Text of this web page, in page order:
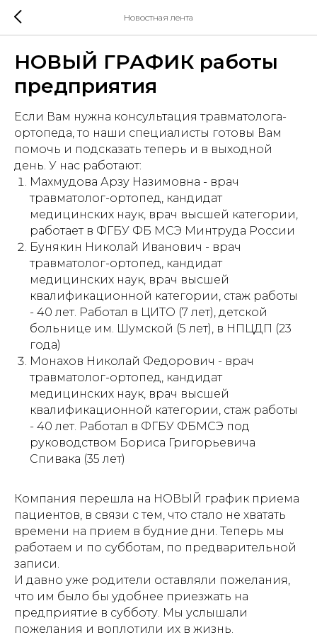
Новостная лента
НОВЫЙ ГРАФИК работы
предприятия
Если Вам нужна консультация травматолога-
ортопеда, то наши специалисты готовы Вам
помочь и подсказать теперь и в выходной
день. У нас работают:
Махмудова Арзу Назимовна - врач
травматолог-ортопед, кандидат
медицинских наук, врач высшей категории,
работает в ФГБУ ФБ МСЭ Минтруда России
Бунякин Николай Иванович - врач
травматолог-ортопед, кандидат
медицинских наук, врач высшей
квалификационной категории, стаж работы
- 40 лет. Работал в ЦИТО (7 лет), детской
больнице им. Шумской (5 лет), в НПЦДП (23
года)
Монахов Николай Федорович - врач
травматолог-ортопед, кандидат
медицинских наук, врач высшей
квалификационной категории, стаж работы
- 40 лет. Работал в ФГБУ ФБМСЭ под
руководством Бориса Григорьевича
Спивака (35 лет)
Компания перешла на НОВЫЙ график приема
пациентов, в связи с тем, что стало не хватать
времени на прием в будние дни. Теперь мы
работаем и по субботам, по предварительной
записи.
И давно уже родители оставляли пожелания,
что им было бы удобнее приезжать на
предприятие в субботу. Мы услышали
пожелания и воплотили их в жизнь.